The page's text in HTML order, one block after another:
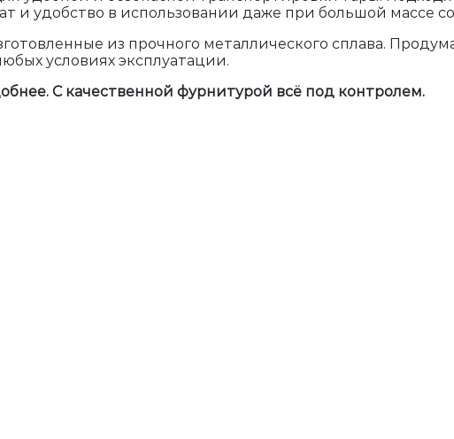
и удобство в использовании даже при большой массе
из прочного металлического сплава.
условиях эксплуатации.
С качественной фурнитурой всё под контролем.